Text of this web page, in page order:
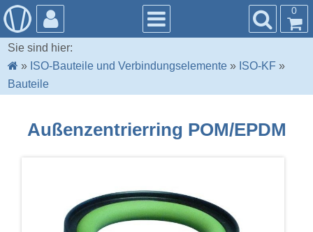
0
Sie sind hier:
» ISO-Bauteile und Verbindungselemente » ISO-KF »
Bauteile
Außenzentrierring POM/EPDM